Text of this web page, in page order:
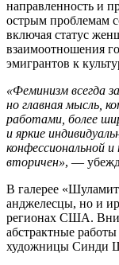
направленность и
острым проблемам
включая статус
взаимоотношения
эмигрантов к
«Феминизм всегда
но главная мысль,
работами, более
и яркие
конфессиональной
вторичен», —
В галерее
анджелесцы, но и
регионах США.
абстрактные
художницы Синди